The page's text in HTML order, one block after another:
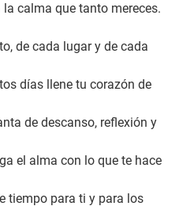
calma que tanto mereces.
de cada lugar y de cada
días llene tu corazón de
de descanso, reflexión y
el alma con lo que te hace
tiempo para ti y para los